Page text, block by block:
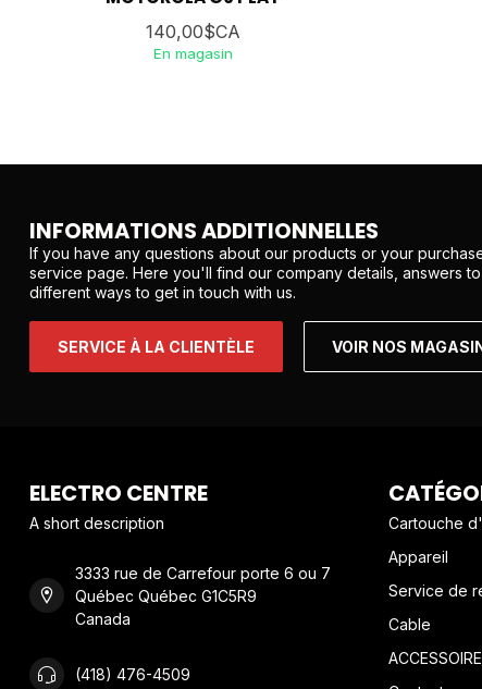
140,00$CA
En magasin
INFORMATIONS ADDITIONNELLES
If you have any questions about our products or your
service page. Here you'll find our company details, answers
different ways to get in touch with us.
SERVICE À LA CLIENTÈLE VOIR NOS
ELECTRO CENTRE
A short description
3333 rue de Carrefour porte 6 ou 7
Québec Québec G1C5R9
Canada
(418) 476-4509
Cartouche
Appareil
Service de
Cable
ACCESSOIRE